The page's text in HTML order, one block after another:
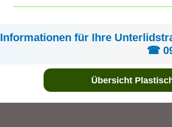
Informationen für Ihre
☎
Übersicht